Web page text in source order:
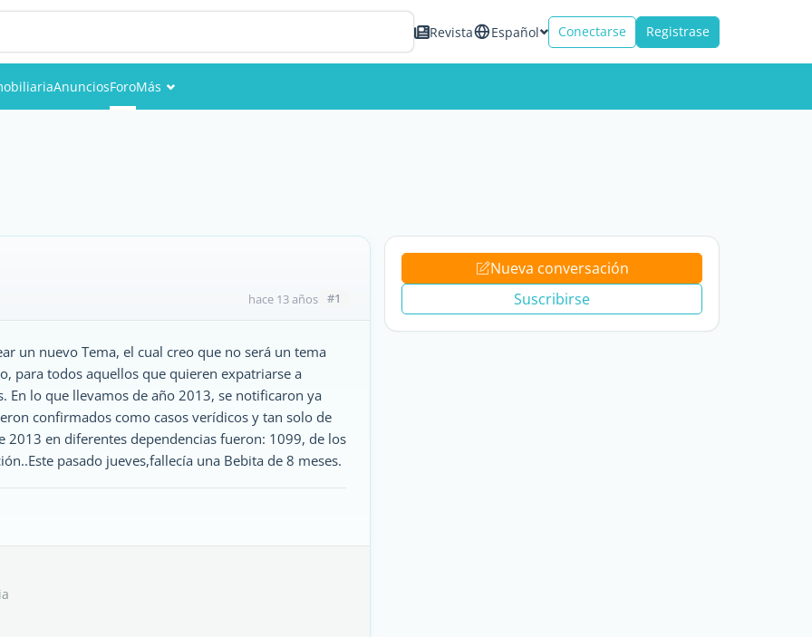
Revista Español Conectarse Registrase
AnunciosForoMás
hace 13 años #1
un nuevo Tema, el cual creo que no será un tema
para todos aquellos que quieren expatriarse a
En lo que llevamos de año 2013, se notificaron ya
confirmados como casos verídicos y tan solo de
2013 en diferentes dependencias fueron: 1099, de los
pasado jueves,fallecía una Bebita de 8 meses.
Nueva conversación
Suscribirse